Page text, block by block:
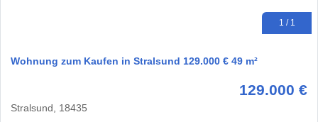
1 / 1
Wohnung zum Kaufen in Stralsund 129.000 € 49 m²
129.000 €
Stralsund, 18435